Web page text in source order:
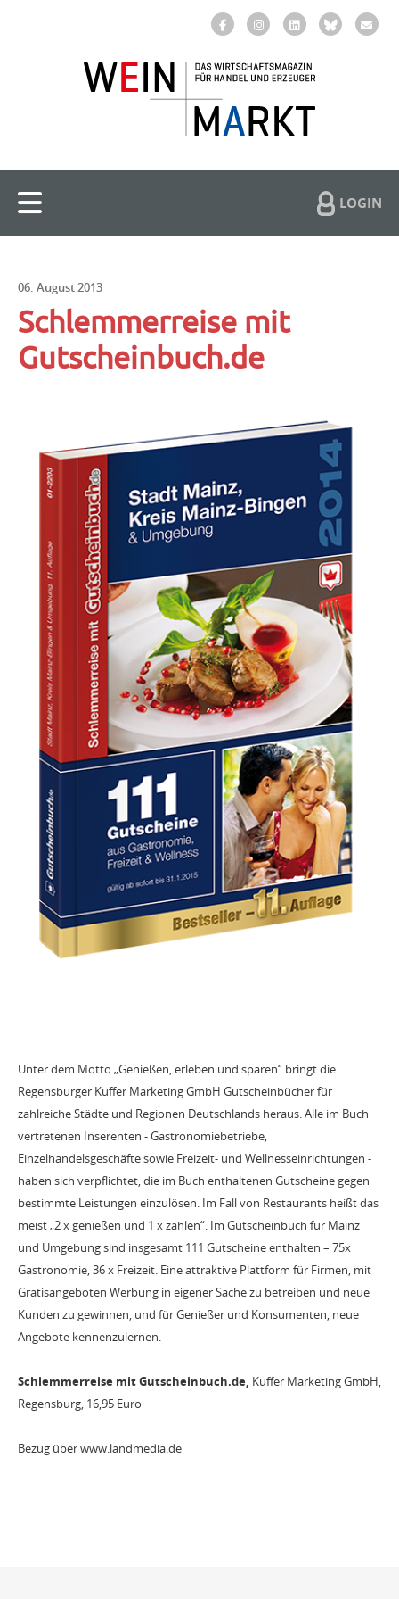
LOGIN
06. August 2013
Schlemmerreise mit
Gutscheinbuch.de
Unter dem Motto „Genießen, erleben und sparen“ bringt die
Regensburger Kuffer Marketing GmbH Gutscheinbücher für
zahlreiche Städte und Regionen Deutschlands heraus. Alle im Buch
vertretenen Inserenten - Gastronomiebetriebe,
Einzelhandelsgeschäfte sowie Freizeit- und Wellnesseinrichtungen -
haben sich verpflichtet, die im Buch enthaltenen Gutscheine gegen
bestimmte Leistungen einzulösen. Im Fall von Restaurants heißt das
meist „2 x genießen und 1 x zahlen“. Im Gutscheinbuch für Mainz
und Umgebung sind insgesamt 111 Gutscheine enthalten – 75x
Gastronomie, 36 x Freizeit. Eine attraktive Plattform für Firmen, mit
Gratisangeboten Werbung in eigener Sache zu betreiben und neue
Kunden zu gewinnen, und für Genießer und Konsumenten, neue
Angebote kennenzulernen.
Schlemmerreise mit Gutscheinbuch.de, Kuffer Marketing GmbH,
Regensburg, 16,95 Euro
Bezug über www.landmedia.de